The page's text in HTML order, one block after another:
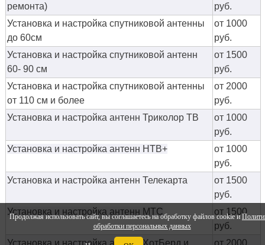
Продолжая использовать сайт, вы соглашаетесь на обработку файлов cookie и
обработки персональных данных
ремонта)
руб.
Установка и настройка спутниковой антенны
до 60см
от 1000
руб.
Установка и настройка спутниковой антенн
60- 90 см
от 1500
руб.
Установка и настройка спутниковой антенны
от 110 см и более
от 2000
руб.
Установка и настройка антенн Триколор ТВ
от 1000
руб.
Установка и настройка антенн НТВ+
от 1000
руб.
Установка и настройка антенн Телекарта
от 1500
руб.
Установка и настройка антенн МТС
от 1500
руб.